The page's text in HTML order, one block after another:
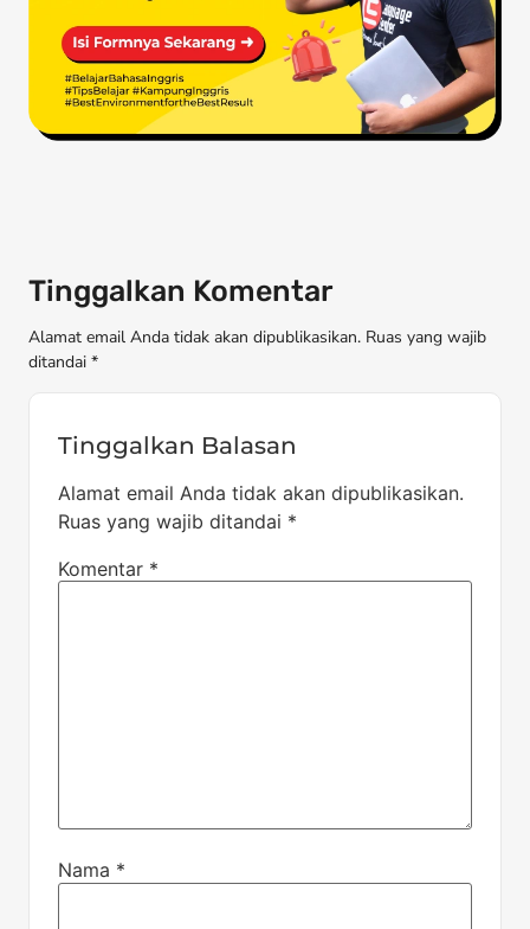
Tinggalkan Komentar
Alamat email Anda tidak akan dipublikasikan. Ruas yang wajib
ditandai *
Tinggalkan Balasan
Alamat email Anda tidak akan dipublikasikan.
Ruas yang wajib ditandai *
Komentar *
Nama *